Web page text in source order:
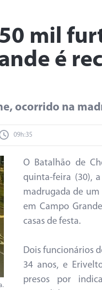
mil
é
ocorrido na
09h:35
O Batalhão de
quinta-feira (30),
madrugada de um
em Campo
casas de festa.
Dois funcionários
34 anos, e
presos por